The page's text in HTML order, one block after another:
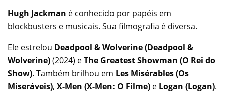
Hugh Jackman é conhecido por papéis em
blockbusters e musicais. Sua filmografia é diversa.
Ele estrelou Deadpool & Wolverine (Deadpool &
Wolverine)(2024) eThe Greatest Showman (O Rei do
Show). Também brilhou em Les Misérables (Os
Miseráveis), X-Men (X-Men: O Filme) e Logan (Logan).